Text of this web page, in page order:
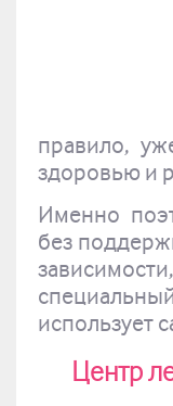
правило,
здоровью и
Именно
без
специальный
использует
Центр